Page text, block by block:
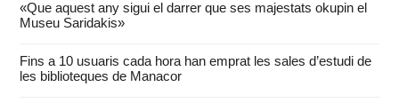
«Que aquest any sigui el darrer que ses majestats okupin el
Museu Saridakis»
Fins a 10 usuaris cada hora han emprat les sales d’estudi de
les biblioteques de Manacor